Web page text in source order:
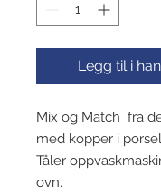
Legg til i
Mix og Match fra
med kopper i
Tåler
ovn.